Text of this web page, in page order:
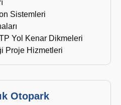
Sistemleri
Yol Kenar Dikmeleri
Proje Hizmetleri
Otopark